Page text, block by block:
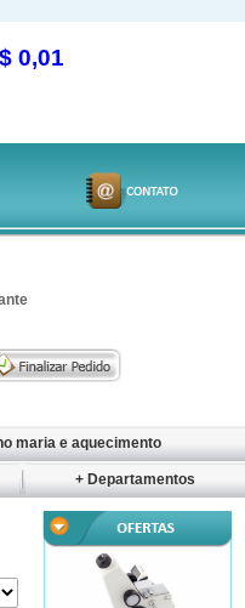
0,01
maria e aquecimento
+ Departamentos